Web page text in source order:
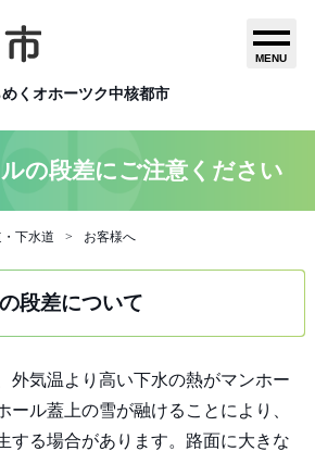
くオホーツク中核都市
MENU
の段差にご注意ください
下水道 お客様へ
段差について
気温より高い下水の熱がマンホー
ール蓋上の雪が融けることにより、
する場合があります。路面に大きな